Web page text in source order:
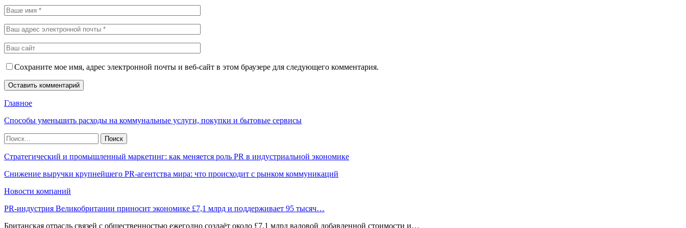
Сохраните мое имя, адрес электронной почты и веб-сайт в этом браузере для следующего комментария.
Главное
Способы уменьшить расходы на коммунальные услуги, покупки и бытовые сервисы
Стратегический и промышленный маркетинг: как меняется роль PR в индустриальной экономике
Снижение выручки крупнейшего PR-агентства мира: что происходит с рынком коммуникаций
Новости компаний
PR-индустрия Великобритании приносит экономике £7,1 млрд и поддерживает 95 тысяч…
Британская отрасль связей с общественностью ежегодно создаёт около £7,1 млрд валовой добавленной стоимости и…